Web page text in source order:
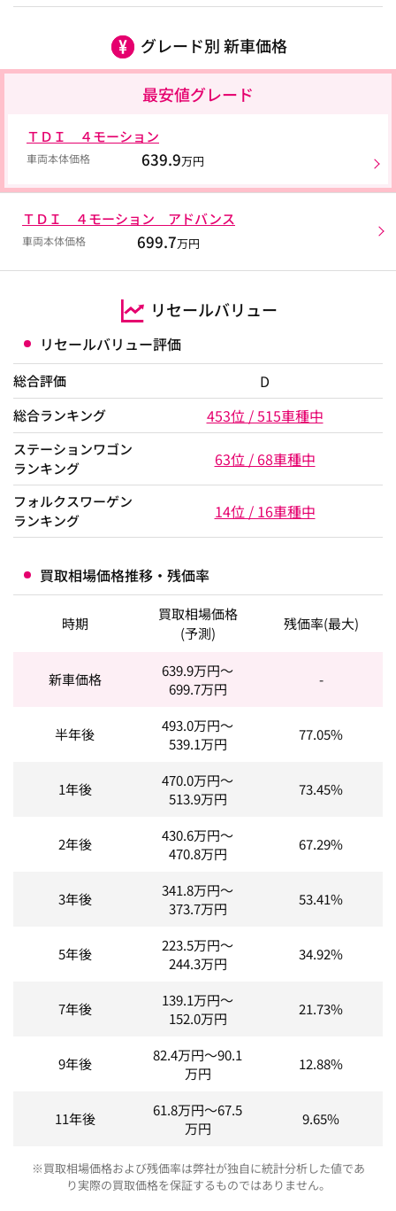
グレード別 新車価格
最安値グレード
ＴＤＩ ４モーション
車両本体価格 639.9万円
ＴＤＩ ４モーション アドバンス
車両本体価格 699.7万円
リセールバリュー
リセールバリュー評価
総合評価 D
総合ランキング 453位 / 515車種中
ステーションワゴン
ランキング
63位 / 68車種中
フォルクスワーゲン
ランキング
14位 / 16車種中
買取相場価格推移・残価率
時期
買取相場価格
(予測)
残価率(最大)
新車価格 639.9万円～
699.7万円 -
半年後 493.0万円～
539.1万円 77.05%
1年後 470.0万円～
513.9万円 73.45%
2年後 430.6万円～
470.8万円 67.29%
3年後 341.8万円～
373.7万円 53.41%
5年後 223.5万円～
244.3万円 34.92%
7年後 139.1万円～
152.0万円 21.73%
9年後 82.4万円～90.1
万円
12.88%
11年後 61.8万円～67.5
万円
9.65%
※買取相場価格および残価率は弊社が独自に統計分析した値であ
り実際の買取価格を保証するものではありません。